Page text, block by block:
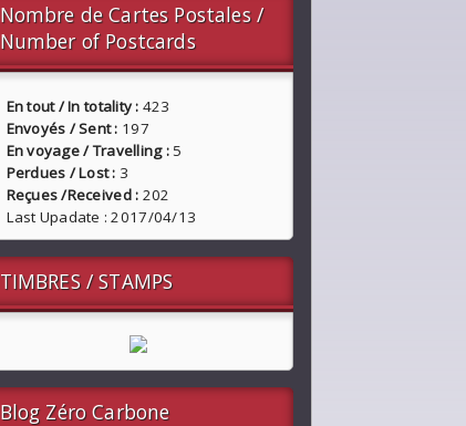
Nombre de Cartes Postales /
Number of Postcards
En tout / In totality : 423
Envoyés / Sent : 197
En voyage / Travelling :5
Perdues / Lost : 3
Reçues /Received : 202
Last Upadate : 2017/04/13
TIMBRES / STAMPS
Blog Zéro Carbone